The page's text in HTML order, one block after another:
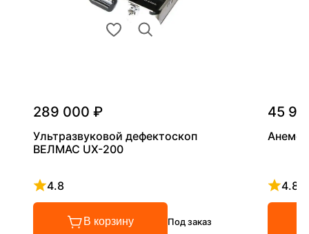
289 000 ₽
Ультразвуковой дефектоскоп
ВЕЛМАС UX-200
4.8
Рейтинг 4.8 из 5
В корзину Под заказ
45
4.8